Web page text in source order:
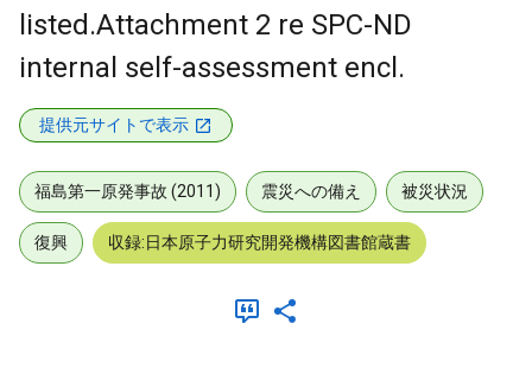
listed.Attachment 2 re SPC-ND
internal self-assessment encl.
提供元サイトで表示
福島第一原発事故 (2011) 震災への備え 被災状況
復興 収録:日本原子力研究開発機構図書館蔵書